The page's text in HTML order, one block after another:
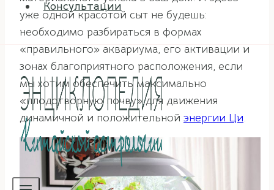
Консультации
уже одной красотой сыт не будешь:
необходимо разбираться в формах
«правильного» аквариума, его активации и
зонах благоприятного расположения, если
мы хотим обеспечить максимально
«плодотворную почву» для движения
динамичной и положительной энергии Ци.